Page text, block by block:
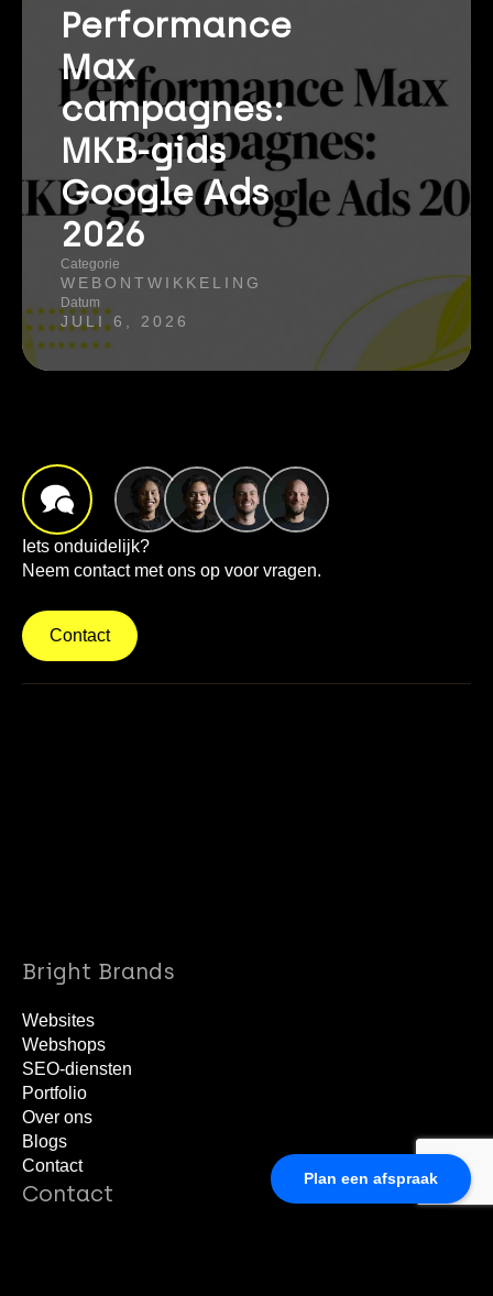
Plan een afspraak
Performance
Max
campagnes:
MKB-gids
Google Ads
2026
Categorie
WEBONTWIKKELING
Datum
JULI 6, 2026
Iets onduidelijk?
Neem contact met ons op voor vragen.
Contact
Bright Brands
Websites
Webshops
SEO-diensten
Portfolio
Over ons
Blogs
Contact
Contact